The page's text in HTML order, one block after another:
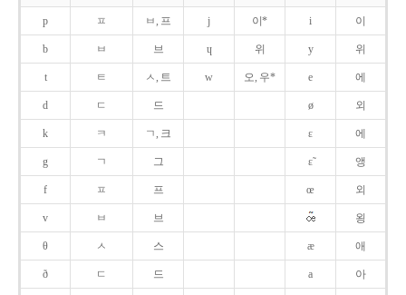
p ㅍ ㅂ, 프 j 이* i 이
b ㅂ 브 ɥ 위 y 위
t ㅌ ㅅ, 트 w 오, 우* e 에
d ㄷ 드 ø 외
k ㅋ ㄱ, 크 ɛ 에
g ㄱ 그 ɛ̃ 앵
f ㅍ 프 œ 외
v ㅂ 브 욍
θ ㅅ 스 æ 애
ð ㄷ 드 a 아